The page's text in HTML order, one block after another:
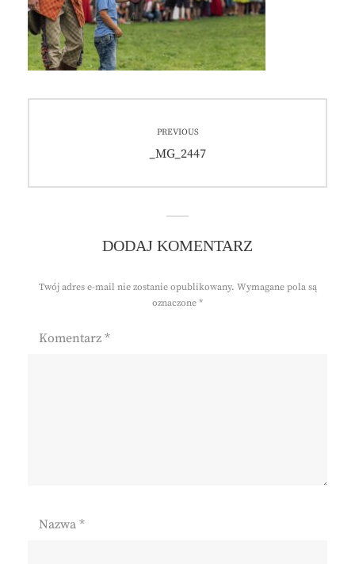
PREVIOUS
Previous
_MG_2447
DODAJ KOMENTARZ
Twój adres e-mail nie zostanie opublikowany. Wymagane pola są
oznaczone *
Komentarz *
Nazwa *